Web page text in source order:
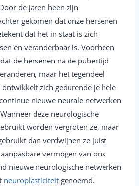
de jaren heen zijn
gekomen dat onze hersenen
dat het in staat is zich
en veranderbaar is. Voorheen
de hersenen na de pubertijd
maar het tegendeel
ontwikkelt zich gedurende je hele
nieuwe neurale netwerken
deze neurologische
worden vergroten ze, maar
dan verdwijnen ze juist
vermogen van ons
nieuwe neurologische netwerken
neuroplasticiteit genoemd.